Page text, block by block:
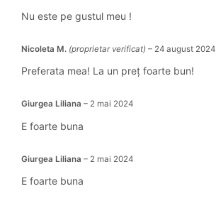
Nu este pe gustul meu !
Nicoleta M. (proprietar verificat) – 24 august 2024
Preferata mea! La un preț foarte bun!
Giurgea Liliana – 2 mai 2024
E foarte buna
Giurgea Liliana – 2 mai 2024
E foarte buna